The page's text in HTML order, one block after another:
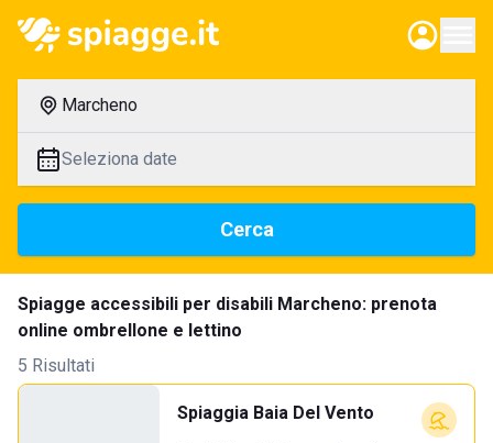
Marcheno
Seleziona date
Cerca
Spiagge accessibili per disabili Marcheno: prenota
online ombrellone e lettino
5 Risultati
Spiaggia Baia Del Vento